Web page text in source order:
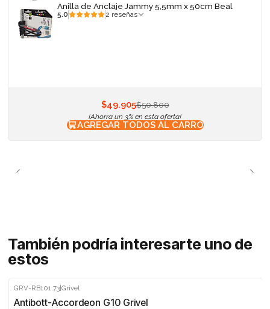
Anilla de Anclaje Jammy 5,5mm x 50cm Beal
5.0 2 reseñas
$49.905$50.800
¡Ahorra un 3% en esta oferta!
AGREGAR TODOS AL CARRO
También podría interesarte uno de
estos
GRV-RB101.73|Grivel
Antibott-Accordeon G10 Grivel